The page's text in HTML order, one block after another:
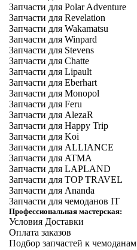
Запчасти для Polar Adventure
Запчасти для Revelation
Запчасти для Wakamatsu
Запчасти для Winpard
Запчасти для Stevens
Запчасти для Chatte
Запчасти для Lipault
Запчасти для Eberhart
Запчасти для Monopol
Запчасти для Feru
Запчасти для AlezaR
Запчасти для Happy Trip
Запчасти для Koi
Запчасти для ALLIANCE
Запчасти для ATMA
Запчасти для LAPLAND
Запчасти для TOP TRAVEL
Запчасти для Ananda
Запчасти для чемоданов IT
Профессиональная мастерская:
Условия Доставки
Оплата заказов
Подбор запчастей к чемоданам